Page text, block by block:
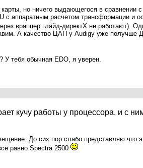
но ничего выдающегося в
аппаратным расчетом трансформации и
враппер глайд-директХ не работают).
А качество ЦАП у Audigy уже получше
У тебя обычная EDO, я уверен.
кучу работы у процессора, и с
До сих пор слабо представляю
равно Spectra 2500